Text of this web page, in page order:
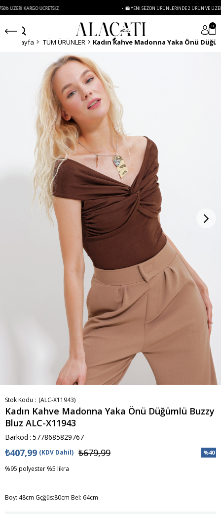
ÜCRETSIZ • 🛍️ YENI SEZON ÜRÜNLERINDE 2 ÜRÜN VE ÜZERI
0
Anasayfa TÜM ÜRÜNLER
Stok Kodu (ALC-X11943)
Kadın Kahve Madonna Yaka Önü Düğümlü Buzzy
Bluz ALC-X11943
Barkod : 5778685829767
%40
₺679,99
₺407,99 (KDV Dahil)
%95 polyester %5 likra
Boy: 48cm Gçğüs:80cm Bel: 64cm